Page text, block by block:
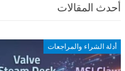
أحدث المقالات
أدلة الشراء والمراجعات